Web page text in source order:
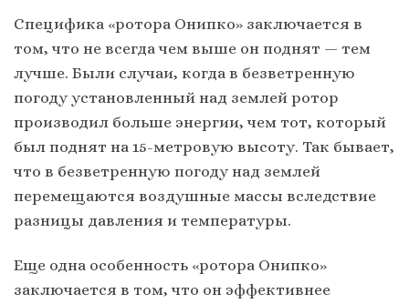
Специфика «ротора Онипко» заключается в
том, что не всегда чем выше он поднят — тем
лучше. Были случаи, когда в безветренную
погоду установленный над землей ротор
производил больше энергии, чем тот, который
был поднят на 15-метровую высоту. Так бывает,
что в безветренную погоду над землей
перемещаются воздушные массы вследствие
разницы давления и температуры.
Еще одна особенность «ротора Онипко»
заключается в том, что он эффективнее